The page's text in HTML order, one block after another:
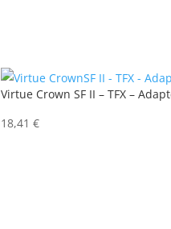
Virtue Crown SF II – TFX –
18,41€